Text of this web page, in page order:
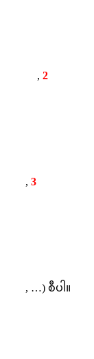
, 2
, 3
, …) စီပါ။